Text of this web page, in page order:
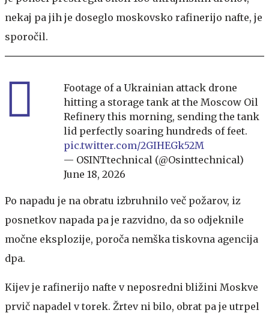
nekaj pa jih je doseglo moskovsko rafinerijo nafte, je
sporočil.
Footage of a Ukrainian attack drone
hitting a storage tank at the Moscow Oil
Refinery this morning, sending the tank
lid perfectly soaring hundreds of feet.
pic.twitter.com/2GIHEGk52M
— OSINTtechnical (@Osinttechnical)
June 18, 2026
Po napadu je na obratu izbruhnilo več požarov, iz
posnetkov napada pa je razvidno, da so odjeknile
močne eksplozije, poroča nemška tiskovna agencija
dpa.
Kijev je rafinerijo nafte v neposredni bližini Moskve
prvič napadel v torek. Žrtev ni bilo, obrat pa je utrpel